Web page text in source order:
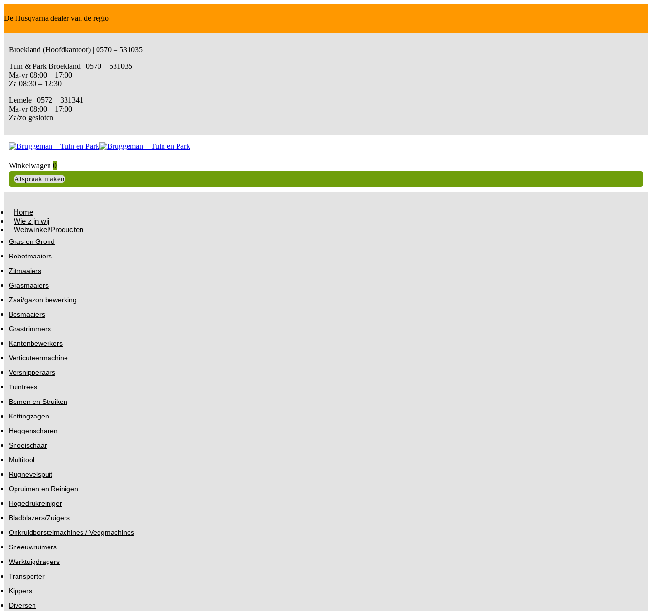
De Husqvarna dealer van de regio
Broekland (Hoofdkantoor) | 0570 – 531035
Tuin & Park Broekland | 0570 – 531035
Ma-vr 08:00 – 17:00
Za 08:30 – 12:30
Lemele | 0572 – 331341
Ma-vr 08:00 – 17:00
Za/zo gesloten
Winkelwagen 0
Afspraak maken
Home
Wie zijn wij
Webwinkel/Producten
Gras en Grond
Robotmaaiers
Zitmaaiers
Grasmaaiers
Zaai/gazon bewerking
Bosmaaiers
Grastrimmers
Kantenbewerkers
Verticuteermachine
Versnipperaars
Tuinfrees
Bomen en Struiken
Kettingzagen
Heggenscharen
Snoeischaar
Multitool
Rugnevelspuit
Opruimen en Reinigen
Hogedrukreiniger
Bladblazers/Zuigers
Onkruidborstelmachines / Veegmachines
Sneeuwruimers
Werktuigdragers
Transporter
Kippers
Diversen